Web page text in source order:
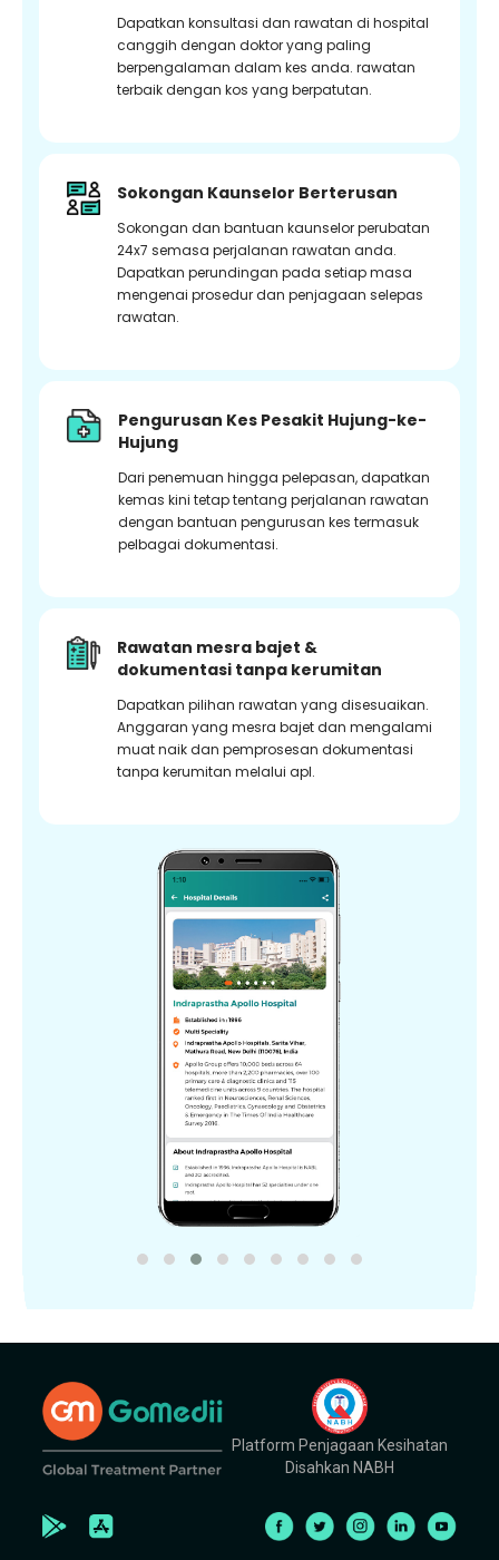
Dapatkan konsultasi dan rawatan di hospital
canggih dengan doktor yang paling
berpengalaman dalam kes anda. rawatan
terbaik dengan kos yang berpatutan.
Sokongan Kaunselor Berterusan
Sokongan dan bantuan kaunselor perubatan
24x7 semasa perjalanan rawatan anda.
Dapatkan perundingan pada setiap masa
mengenai prosedur dan penjagaan selepas
rawatan.
Pengurusan Kes Pesakit Hujung-ke-
Hujung
Dari penemuan hingga pelepasan, dapatkan
kemas kini tetap tentang perjalanan rawatan
dengan bantuan pengurusan kes termasuk
pelbagai dokumentasi.
Rawatan mesra bajet &
dokumentasi tanpa kerumitan
Dapatkan pilihan rawatan yang disesuaikan.
Anggaran yang mesra bajet dan mengalami
muat naik dan pemprosesan dokumentasi
tanpa kerumitan melalui apl.
Platform Penjagaan Kesihatan
Disahkan NABH